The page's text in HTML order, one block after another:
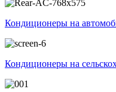
Кондиционеры на
Кондиционеры на